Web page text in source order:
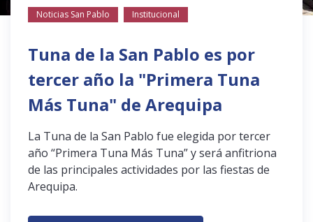
Noticias San Pablo Institucional
Tuna de la San Pablo es por
tercer año la "Primera Tuna
Más Tuna" de Arequipa
La Tuna de la San Pablo fue elegida por tercer
año “Primera Tuna Más Tuna” y será anfitriona
de las principales actividades por las fiestas de
Arequipa.